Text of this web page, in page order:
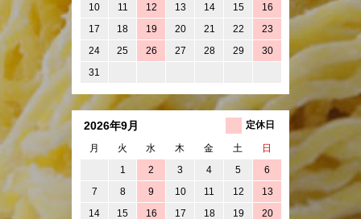
10 11 12 13 14 15 16
17 18 19 20 21 22 23
24 25 26 27 28 29 30
31
2026年9月 定休日
月 火 水 木 金 土 日
1 2 3 4 5 6
7 8 9 10 11 12 13
14 15 16 17 18 19 20